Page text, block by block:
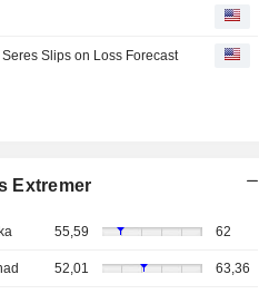
Slips on Loss Forecast
Extremer
55,59 62
52,01 63,36